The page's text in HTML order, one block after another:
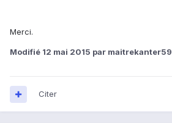
Merci.
Modifié 12 mai 2015 par maitrekanter59
Citer